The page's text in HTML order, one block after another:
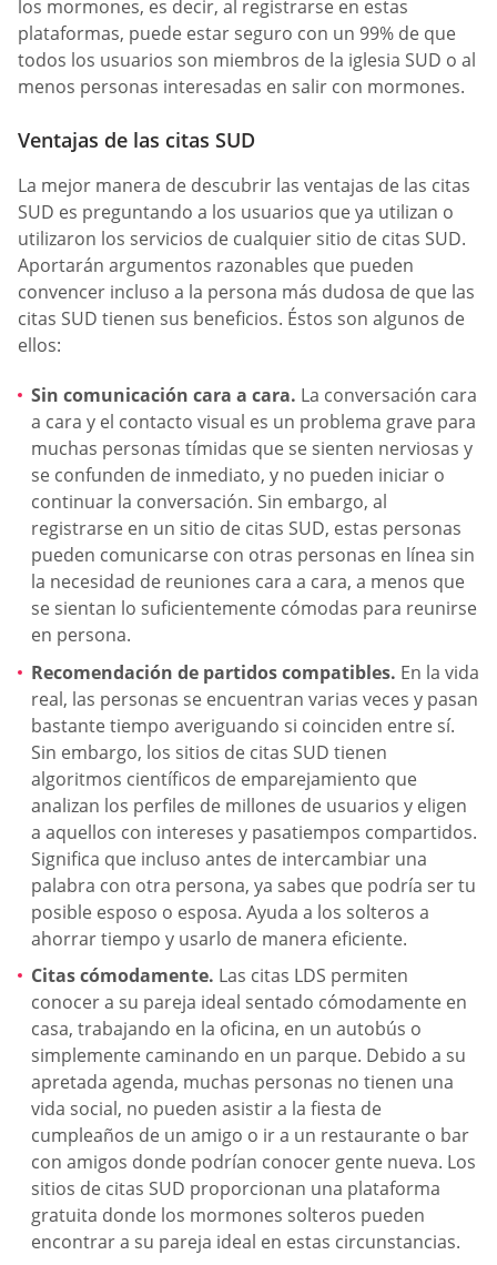
los mormones, es decir, al registrarse en estas
plataformas, puede estar seguro con un 99% de que
todos los usuarios son miembros de la iglesia SUD o al
menos personas interesadas en salir con mormones.
Ventajas de las citas SUD
La mejor manera de descubrir las ventajas de las citas
SUD es preguntando a los usuarios que ya utilizan o
utilizaron los servicios de cualquier sitio de citas SUD.
Aportarán argumentos razonables que pueden
convencer incluso a la persona más dudosa de que las
citas SUD tienen sus beneficios. Éstos son algunos de
ellos:
Sin comunicación cara a cara. La conversación cara
a cara y el contacto visual es un problema grave para
muchas personas tímidas que se sienten nerviosas y
se confunden de inmediato, y no pueden iniciar o
continuar la conversación. Sin embargo, al
registrarse en un sitio de citas SUD, estas personas
pueden comunicarse con otras personas en línea sin
la necesidad de reuniones cara a cara, a menos que
se sientan lo suficientemente cómodas para reunirse
en persona.
Recomendación de partidos compatibles. En la vida
real, las personas se encuentran varias veces y pasan
bastante tiempo averiguando si coinciden entre sí.
Sin embargo, los sitios de citas SUD tienen
algoritmos científicos de emparejamiento que
analizan los perfiles de millones de usuarios y eligen
a aquellos con intereses y pasatiempos compartidos.
Significa que incluso antes de intercambiar una
palabra con otra persona, ya sabes que podría ser tu
posible esposo o esposa. Ayuda a los solteros a
ahorrar tiempo y usarlo de manera eficiente.
Citas cómodamente. Las citas LDS permiten
conocer a su pareja ideal sentado cómodamente en
casa, trabajando en la oficina, en un autobús o
simplemente caminando en un parque. Debido a su
apretada agenda, muchas personas no tienen una
vida social, no pueden asistir a la fiesta de
cumpleaños de un amigo o ir a un restaurante o bar
con amigos donde podrían conocer gente nueva. Los
sitios de citas SUD proporcionan una plataforma
gratuita donde los mormones solteros pueden
encontrar a su pareja ideal en estas circunstancias.